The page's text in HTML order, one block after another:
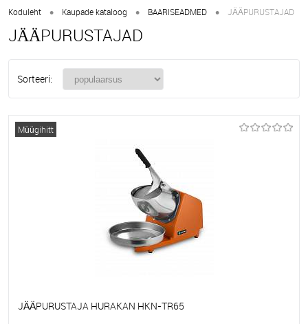
Koduleht • Kaupade kataloog • BAARISEADMED • JÄÄPURUSTAJAD
JÄÄPURUSTAJAD
Sorteeri:
Müügihitt
JÄÄPURUSTAJA HURAKAN HKN-TR65